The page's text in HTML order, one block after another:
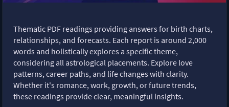
Thematic PDF readings providing answers for birth charts,
relationships, and forecasts. Each report is around 2,000
words and holistically explores a specific theme,
considering all astrological placements. Explore love
patterns, career paths, and life changes with clarity.
Whether it's romance, work, growth, or future trends,
these readings provide clear, meaningful insights.